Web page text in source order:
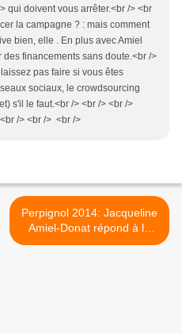
qui doivent vous arrêter.<br /> <br
la campagne ? : mais comment
bien, elle . En plus avec Amiel
des financements sans doute.<br />
pas faire si vous êtes
sociaux, le crowdsourcing
s'il le faut.<br /> <br /> <br />
/> <br /> <br />
Perpignol 2014: Jacqueline
Amiel-Donat répond à la
député PG Martine Billard